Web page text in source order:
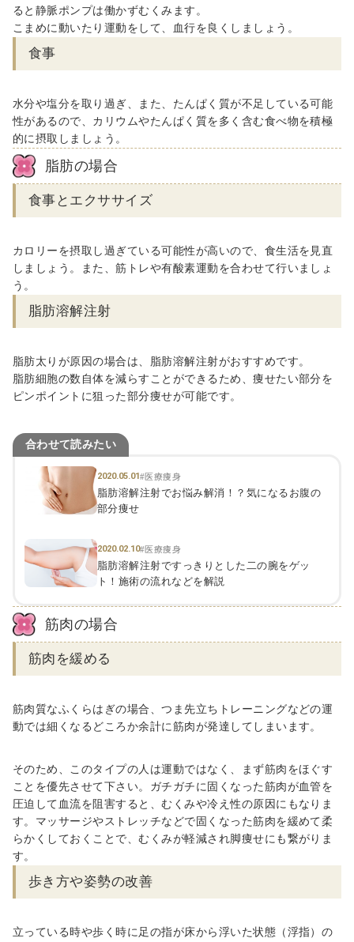
ると静脈ポンプは働かずむくみます。
こまめに動いたり運動をして、血行を良くしましょう。
食事
水分や塩分を取り過ぎ、また、たんぱく質が不足している可能
性があるので、カリウムやたんぱく質を多く含む食べ物を積極
的に摂取しましょう。
脂肪の場合
食事とエクササイズ
カロリーを摂取し過ぎている可能性が高いので、食生活を見直
しましょう。また、筋トレや有酸素運動を合わせて行いましょ
う。
脂肪溶解注射
脂肪太りが原因の場合は、脂肪溶解注射がおすすめです。
脂肪細胞の数自体を減らすことができるため、痩せたい部分を
ピンポイントに狙った部分痩せが可能です。
合わせて読みたい
2020.05.01#医療痩身
脂肪溶解注射でお悩み解消！？気になるお腹の
部分痩せ
2020.02.10#医療痩身
脂肪溶解注射ですっきりとした二の腕をゲッ
ト！施術の流れなどを解説
筋肉の場合
筋肉を緩める
筋肉質なふくらはぎの場合、つま先立ちトレーニングなどの運
動では細くなるどころか余計に筋肉が発達してしまいます。
そのため、このタイプの人は運動ではなく、まず筋肉をほぐす
ことを優先させて下さい。ガチガチに固くなった筋肉が血管を
圧迫して血流を阻害すると、むくみや冷え性の原因にもなりま
す。マッサージやストレッチなどで固くなった筋肉を緩めて柔
らかくしておくことで、むくみが軽減され脚痩せにも繋がりま
す。
歩き方や姿勢の改善
立っている時や歩く時に足の指が床から浮いた状態（浮指）の